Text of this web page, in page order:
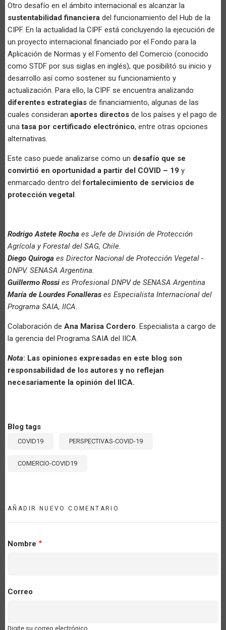
Otro desafío en el ámbito internacional es alcanzar la
sustentabilidad financiera del funcionamiento del Hub de la
CIPF. En la actualidad la CIPF está concluyendo la ejecución de
un proyecto internacional financiado por el Fondo para la
Aplicación de Normas y el Fomento del Comercio (conocido
como STDF por sus siglas en inglés), que posibilitó su inicio y
desarrollo así como sostener su funcionamiento y
actualización. Para ello, la CIPF se encuentra analizando
diferentes estrategias de financiamiento, algunas de las
cuales consideran aportes directos de los países y el pago de
unatasa por certificado electrónico, entre otras opciones
alternativas.
Este caso puede analizarse como un desafío que se
convirtió en oportunidad a partir del COVID – 19 y
enmarcado dentro delfortalecimiento de servicios de
protección vegetal.
Rodrigo Astete Rocha es Jefe de División de Protección
Agrícola y Forestal del SAG, Chile.
Diego Quiroga es Director Nacional de Protección Vegetal -
DNPV. SENASA Argentina.
Guillermo Rossi es Profesional DNPV de SENASA Argentina
María de Lourdes Fonalleras es Especialista Internacional del
Programa SAIA, IICA.
Colaboración de Ana Marisa Cordero. Especialista a cargo de
la gerencia del Programa SAIA del IICA.
Nota: Las opiniones expresadas en este blog son
responsabilidad de los autores y no reflejan
necesariamente la opinión del IICA.
Blog tags
COVID19 PERSPECTIVAS-COVID-19
COMERCIO-COVID19
AÑADIR NUEVO COMENTARIO
Nombre
Correo
Digite su correo electrónico.